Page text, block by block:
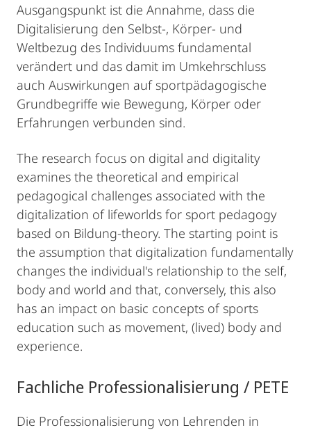
Ausgangspunkt ist die Annahme, dass die
Digitalisierung den Selbst-, Körper- und
Weltbezug des Individuums fundamental
verändert und das damit im Umkehrschluss
auch Auswirkungen auf sportpädagogische
Grundbegriffe wie Bewegung, Körper oder
Erfahrungen verbunden sind.
The research focus on digital and digitality
examines the theoretical and empirical
pedagogical challenges associated with the
digitalization of lifeworlds for sport pedagogy
based on Bildung-theory. The starting point is
the assumption that digitalization fundamentally
changes the individual's relationship to the self,
body and world and that, conversely, this also
has an impact on basic concepts of sports
education such as movement, (lived) body and
experience.
Fachliche Professionalisierung / PETE
Die Professionalisierung von Lehrenden in